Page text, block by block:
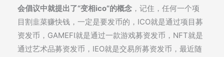
会倡议中就提出了“变相ico”的概念 ，记住，任何一个项
目割韭菜赚快钱，一定是要发币的，ICO就是通过项目募
资发币，GAMEFI就是通过一款游戏募资发币，NFT就是
通过艺术品募资发币，IEO就是交易所募资发币，最近随